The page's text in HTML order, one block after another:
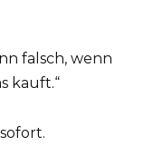
falsch, wenn
kauft.“